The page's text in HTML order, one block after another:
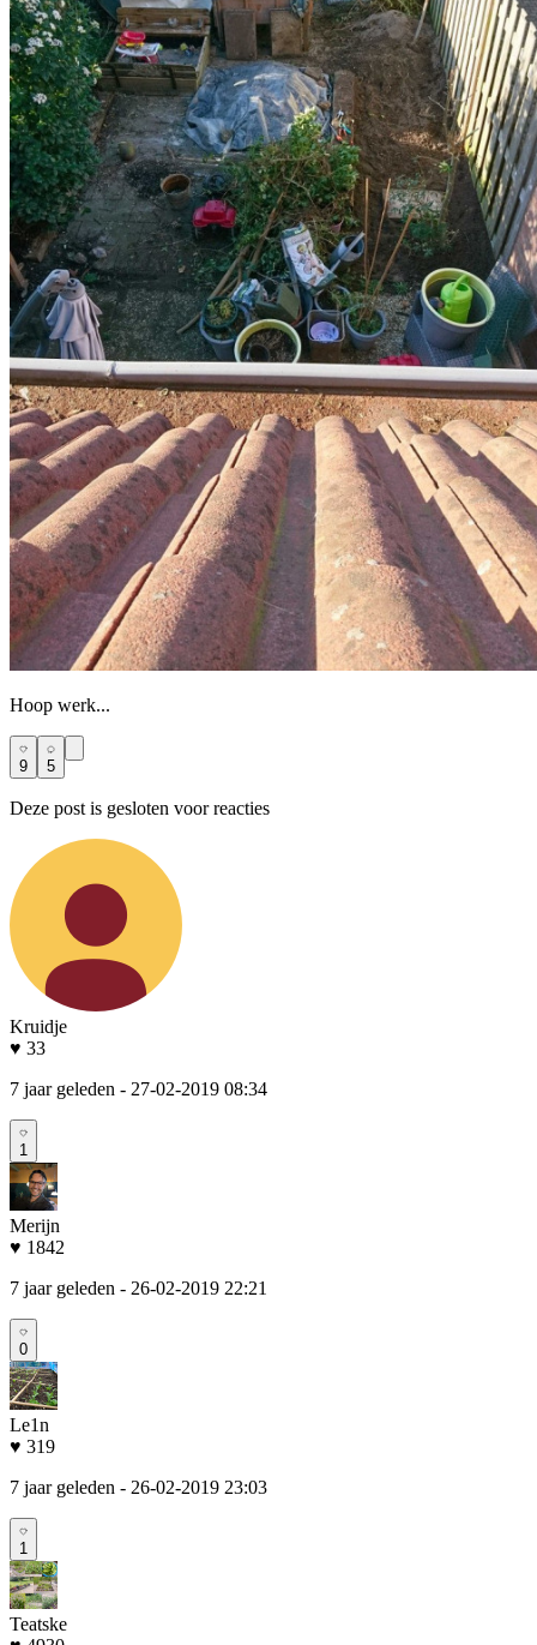
Hoop werk...
9 5
Deze post is gesloten voor reacties
Kruidje
♥ 33
7 jaar geleden - 27-02-2019 08:34
1
Merijn
♥ 1842
7 jaar geleden - 26-02-2019 22:21
0
Le1n
♥ 319
7 jaar geleden - 26-02-2019 23:03
1
Teatske